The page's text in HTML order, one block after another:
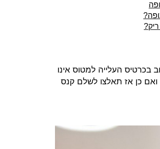
בכרטיס העלייה למטוס אינו
ואם כן אז תאלצו לשלם קנס